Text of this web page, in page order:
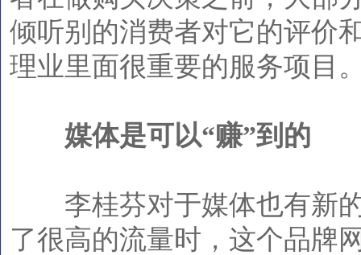
倾听别的消费者对它的评价
理业里面很重要的服务项目
媒体是可以“赚”到的
李桂芬对于媒体也有新的
了很高的流量时，这个品牌